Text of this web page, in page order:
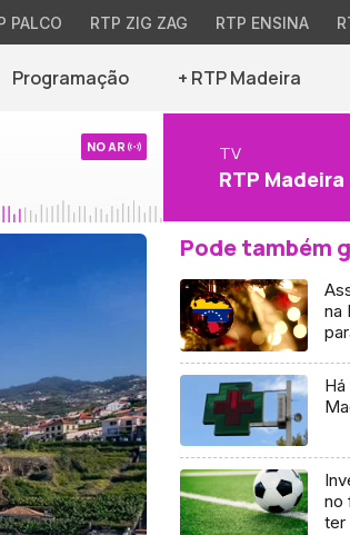
PALCO RTP ZIG ZAG RTP ENSINA
Programação + RTP Madeira
NO AR TV
RTP Madeira
Pode também
na
no
ter